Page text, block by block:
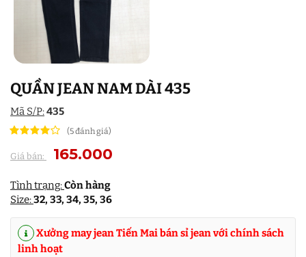
QUẦN JEAN NAM DÀI 435
Mã S/P:435
(5 đánh giá)
Giá bán: 165.000
Tình trạng:Còn hàng
Size:32, 33, 34, 35, 36
Xưởng may jean Tiến Mai bán sỉ jean với chính sách
linh hoạt